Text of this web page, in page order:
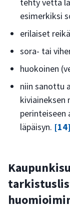
esimerkiksi
erilaiset
sora- tai
huokoinen
niin sanottu
kiviaineksen
perinteiseen
läpäisyn. [14]